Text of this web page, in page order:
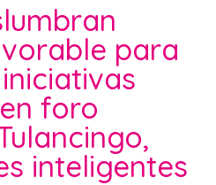
para
foro
inteligentes